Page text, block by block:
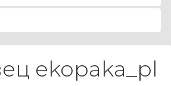
ekopaka_pl